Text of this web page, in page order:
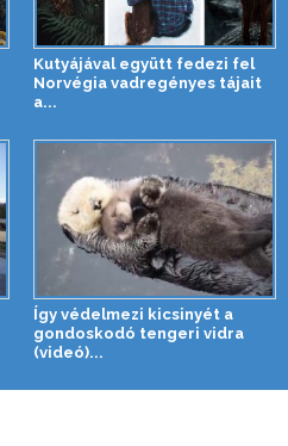
Kutyájával együtt fedezi fel
Norvégia vadregényes tájait
a...
Így védelmezi kicsinyét a
gondoskodó tengeri vidra
(videó)...